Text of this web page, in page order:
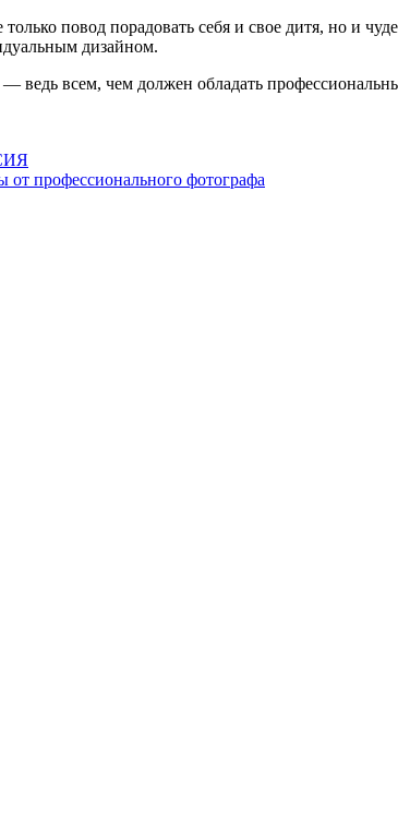
только повод порадовать себя и свое дитя, но и
дизайном.
всем, чем должен обладать
от профессионального фотографа